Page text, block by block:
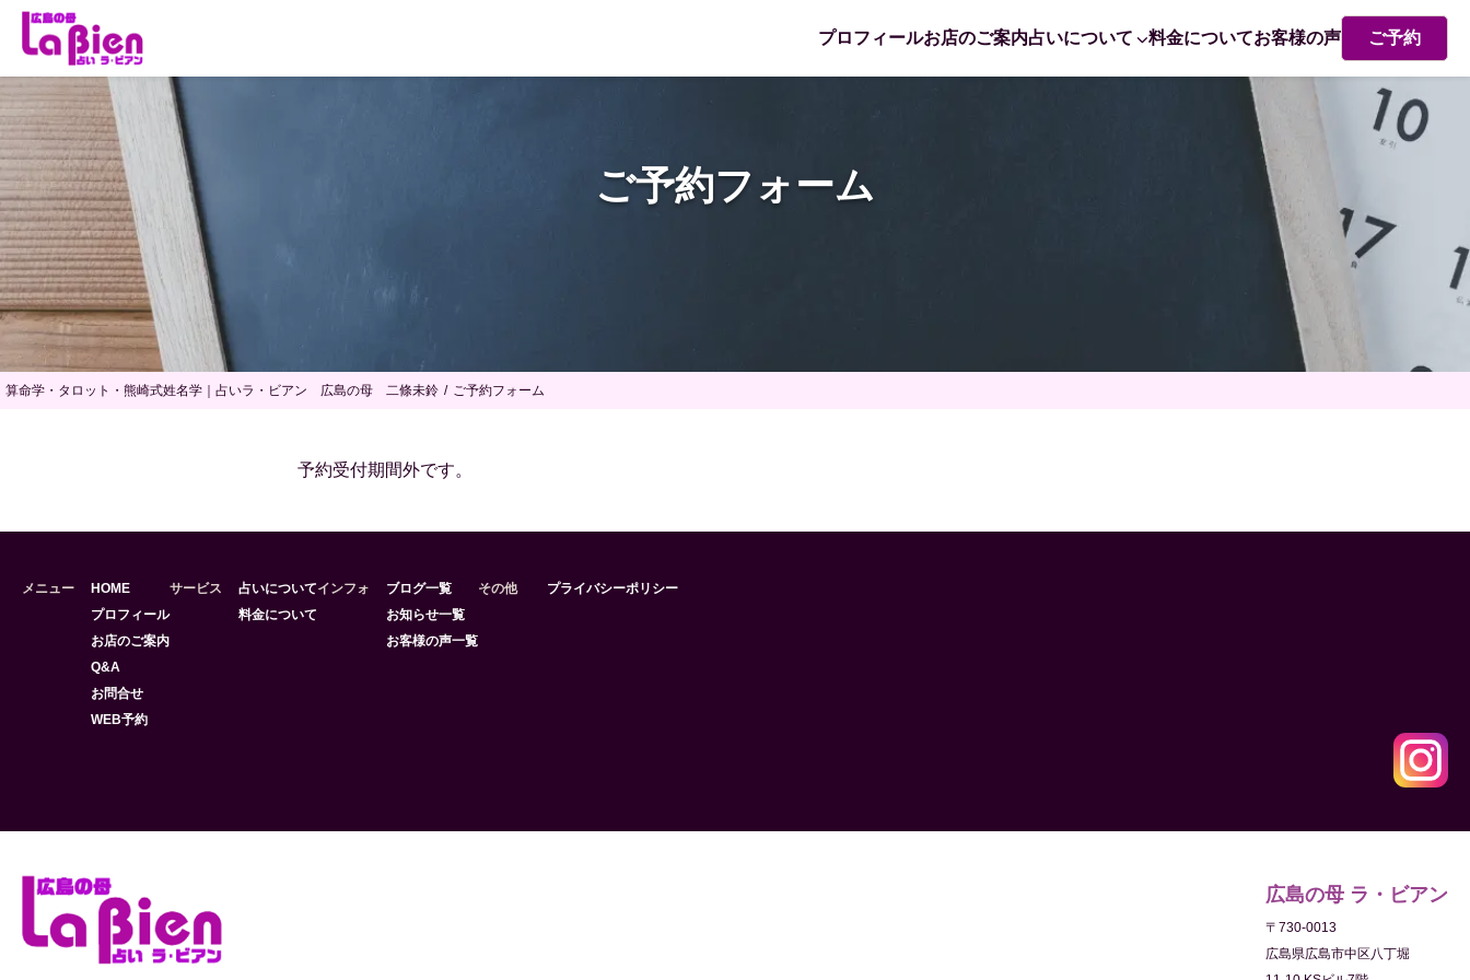
プロフィールお店のご案内占いについて
赤ちゃん命名 姓名判断で成功するポイント
料金についてお客様の声 ご予約
ご予約フォーム
算命学・タロット・熊崎式姓名学｜占いラ・ビアン 広島の母 二條未鈴 ご予約フォーム
予約受付期間外です。
メニュー
HOME
プロフィール
お店のご案内
Q&A
お問合せ
WEB予約
サービス
占いについて
料金について
インフォ
ブログ一覧
お知らせ一覧
お客様の声一覧
その他 プライバシーポリシー
広島の母 ラ・ビアン
〒730-0013
広島県広島市中区八丁堀